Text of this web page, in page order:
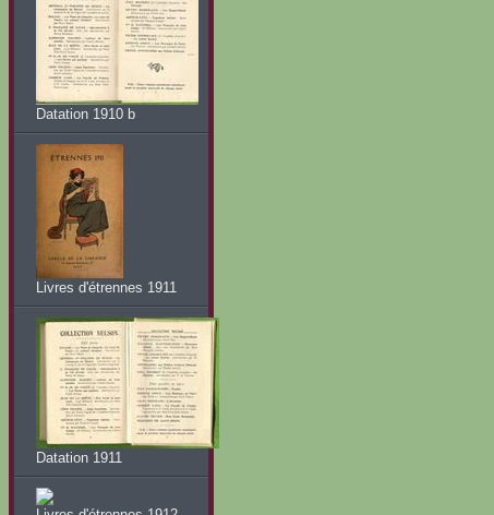
Datation 1910 b
Livres d'étrennes 1911
Datation 1911